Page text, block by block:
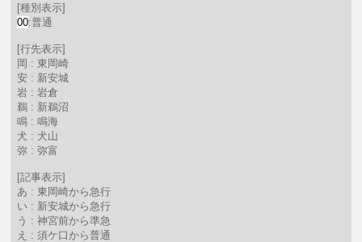
[種別表示]
00:普通
[行先表示]
岡 : 東岡崎
安 : 新安城
岩 : 岩倉
鵜 : 新鵜沼
鳴 : 鳴海
犬 : 犬山
弥 : 弥富
[記事表示]
あ : 東岡崎から急行
い : 新安城から急行
う : 神宮前から準急
え : 須ケ口から普通